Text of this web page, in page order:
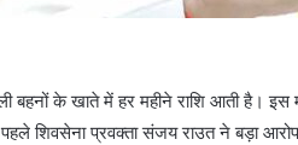
बहनों के खाते में हर महीने राशि आती है। इस
शिवसेना प्रवक्ता संजय राउत ने बड़ा